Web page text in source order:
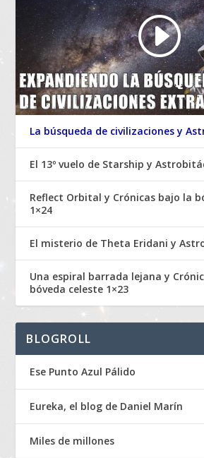
La búsqueda de civilizaciones y
El 13º vuelo de Starship y
Reflect Orbital y Crónicas bajo la
1×24
El misterio de Theta Eridani y
Una espiral barrada lejana y
bóveda celeste 1×23
BLOGROLL
Ese Punto Azul Pálido
Eureka, el blog de Daniel Marín
Miles de millones